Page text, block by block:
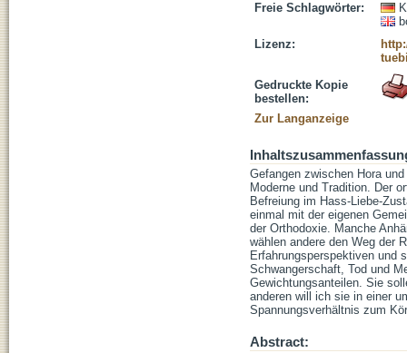
Freie Schlagwörter:
Lizenz:
Gedruckte Kopie
bestellen:
Zur Langanzeige
Gefangen zwischen Hora
Moderne und Tradition. Der
Befreiung im Hass-Liebe-
einmal mit der eigenen
der Orthodoxie. Manche
wählen andere den Weg der
Erfahrungsperspektiven und
Schwangerschaft, Tod und
Gewichtungsanteilen. Sie
anderen will ich sie in einer
Spannungsverhältnis zum
Abstract: